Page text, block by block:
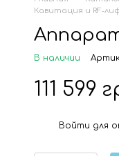
Кавитация и RF-
Аппарат
В наличии
111 599
Войти для